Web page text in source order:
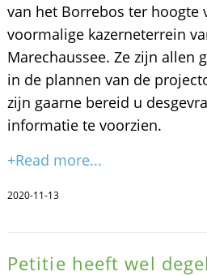
van het Borrebos ter hoogte
voormalige kazerneterrein
Marechaussee. Ze zijn allen
in de plannen van de
zijn gaarne bereid u
informatie te voorzien.
+Read more...
2020-11-13
Petitie heeft wel